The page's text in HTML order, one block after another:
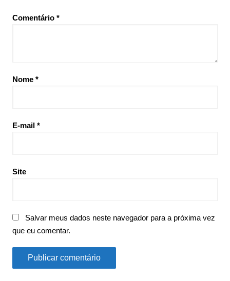
Comentário *
Nome *
E-mail *
Site
Salvar meus dados neste navegador para a próxima vez
que eu comentar.